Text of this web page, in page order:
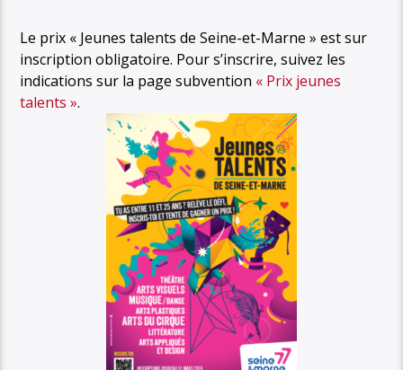
Le prix « Jeunes talents de Seine-et-Marne » est sur
inscription obligatoire. Pour s’inscrire, suivez les
indications sur la page subvention « Prix jeunes
talents ».